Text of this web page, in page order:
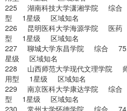
225 湖南科技大学潇湘学院
型 1星级 区域知名
226 昆明医科大学海源学院
型 1星级 区域知名
227 聊城大学东昌学院 综
星级 区域知名
228 山西师范大学现代文理
用型 1星级 区域知名
229 南京医科大学康达学院
型 1星级 区域知名
230 常州大学怀德学院 综合